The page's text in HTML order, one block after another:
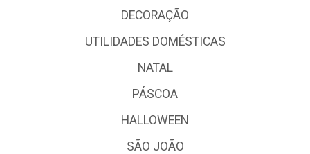
DECORAÇÃO
UTILIDADES DOMÉSTICAS
NATAL
PÁSCOA
HALLOWEEN
SÃO JOÃO